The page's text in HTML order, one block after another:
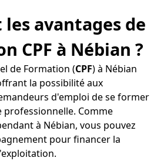
avantages de
CPF à Nébian ?
de Formation (CPF) à Nébian
la possibilité aux
d'emploi de se former
Comme
à Nébian, vous pouvez
pour financer la